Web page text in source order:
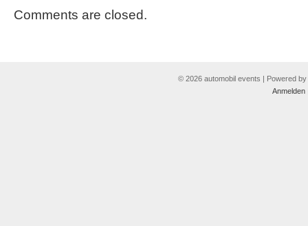
Comments are closed.
© 2026 automobil events | Powered by
Anmelden|